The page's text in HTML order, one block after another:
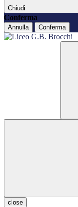
Chiudi
Conferma
Annulla Conferma
close